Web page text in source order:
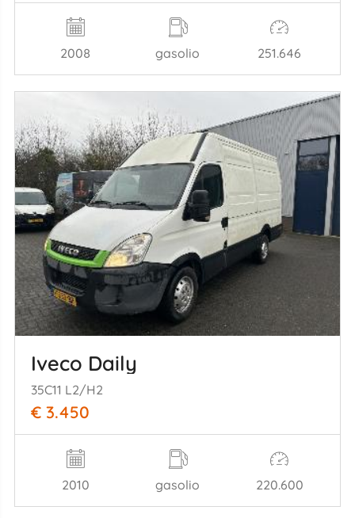
2008 gasolio 251.646
Iveco Daily
35C11 L2/H2
€ 3.450
2010 gasolio 220.600